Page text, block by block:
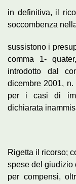
in definitiva, il
soccombenza
sussistono i
comma 1-
introdotto dal
dicembre 2001,
per i casi di
dichiarata
Rigetta il ricorso;
spese del giudizio
per compensi,